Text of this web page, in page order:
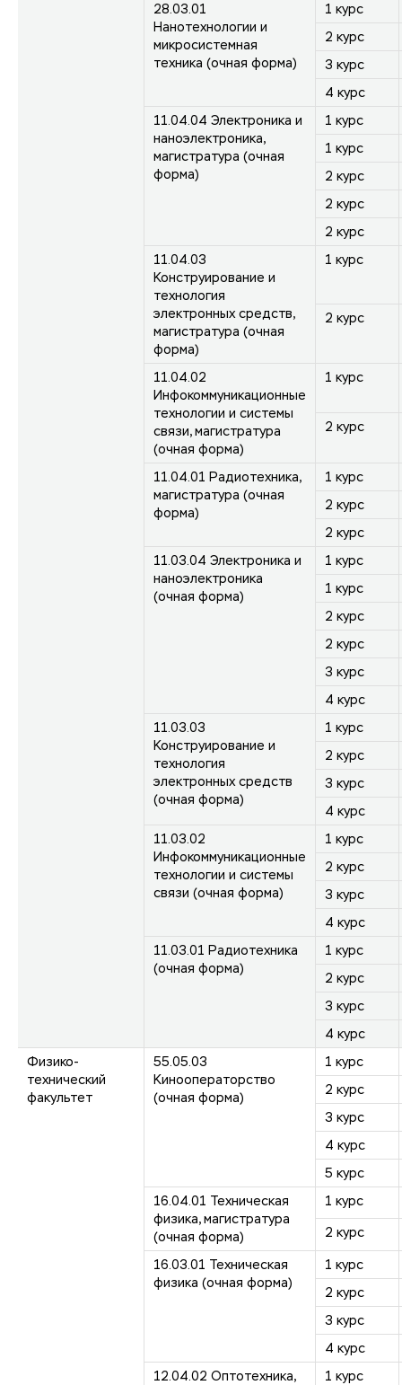
28.03.01
Нанотехнологии и
микросистемная
техника (очная форма)
1 курс
2 курс
3 курс
4 курс
11.04.04 Электроника и
наноэлектроника,
магистратура (очная
форма)
1 курс
1 курс
2 курс
2 курс
2 курс
11.04.03
Конструирование и
технология
электронных средств,
магистратура (очная
форма)
1 курс
2 курс
11.04.02
Инфокоммуникационные
технологии и системы
связи, магистратура
(очная форма)
1 курс
2 курс
11.04.01 Радиотехника,
магистратура (очная
форма)
1 курс
2 курс
2 курс
11.03.04 Электроника и
наноэлектроника
(очная форма)
1 курс
1 курс
2 курс
2 курс
3 курс
4 курс
11.03.03
Конструирование и
технология
электронных средств
(очная форма)
1 курс
2 курс
3 курс
4 курс
11.03.02
Инфокоммуникационные
технологии и системы
связи (очная форма)
1 курс
2 курс
3 курс
4 курс
11.03.01 Радиотехника
(очная форма)
1 курс
2 курс
3 курс
4 курс
Физико-
технический
факультет
55.05.03
Кинооператорство
(очная форма)
1 курс
2 курс
3 курс
4 курс
5 курс
16.04.01 Техническая
физика, магистратура
(очная форма)
1 курс
2 курс
16.03.01 Техническая
физика (очная форма)
1 курс
2 курс
3 курс
4 курс
12.04.02 Оптотехника,
1 курс